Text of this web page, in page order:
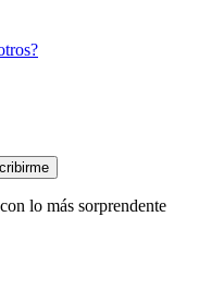
lo más sorprendente